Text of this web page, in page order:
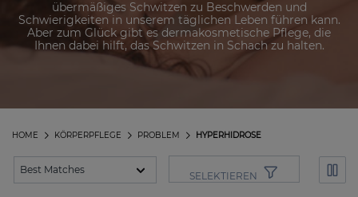
übermäßiges Schwitzen zu Beschwerden und
Schwierigkeiten in unserem täglichen Leben führen kann.
Aber zum Glück gibt es dermakosmetische Pflege, die
Ihnen dabei hilft, das Schwitzen in Schach zu halten.
HYPERHIDROSE
PROBLEM
KÖRPERPFLEGE
HOME
SELEKTIEREN